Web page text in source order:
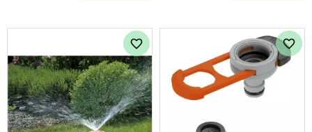
Lägg till i favoriter